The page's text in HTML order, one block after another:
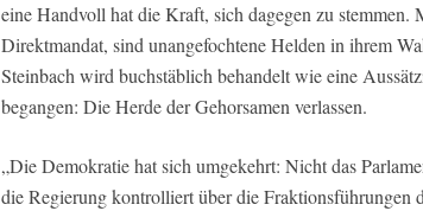
eine Handvoll hat die Kraft, sich dagegen zu stemmen.
Direktmandat, sind unangefochtene Helden in ihrem
Steinbach wird buchstäblich behandelt wie eine
begangen: Die Herde der Gehorsamen verlassen.
„Die Demokratie hat sich umgekehrt: Nicht das
die Regierung kontrolliert über die Fraktionsführungen